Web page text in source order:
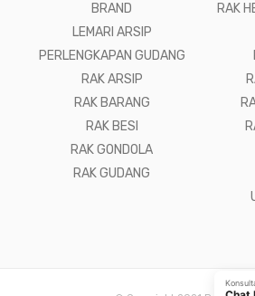
BRAND
LEMARI ARSIP
PERLENGKAPAN GUDANG
RAK ARSIP
RAK BARANG
RAK BESI
RAK GONDOLA
RAK GUDANG
RAK